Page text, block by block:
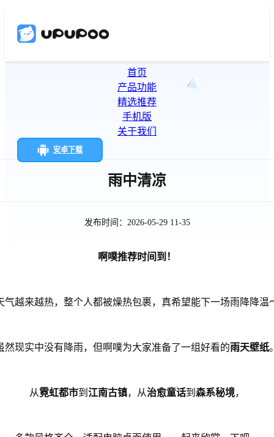
首页
产品功能
精选推荐
手机版
关于我们
安卓下载
雨中清凉
发布时间：2026-05-29 11-35
啊噗推荐时间到！
气越来越热，整个人都被燥热包裹，真希望能下一场雨降降温
然现实中没有降雨，但啊噗为大家准备了一组好看的雨天壁纸
从霓虹都市到 江南古镇，从治愈童话到 森系秘境，